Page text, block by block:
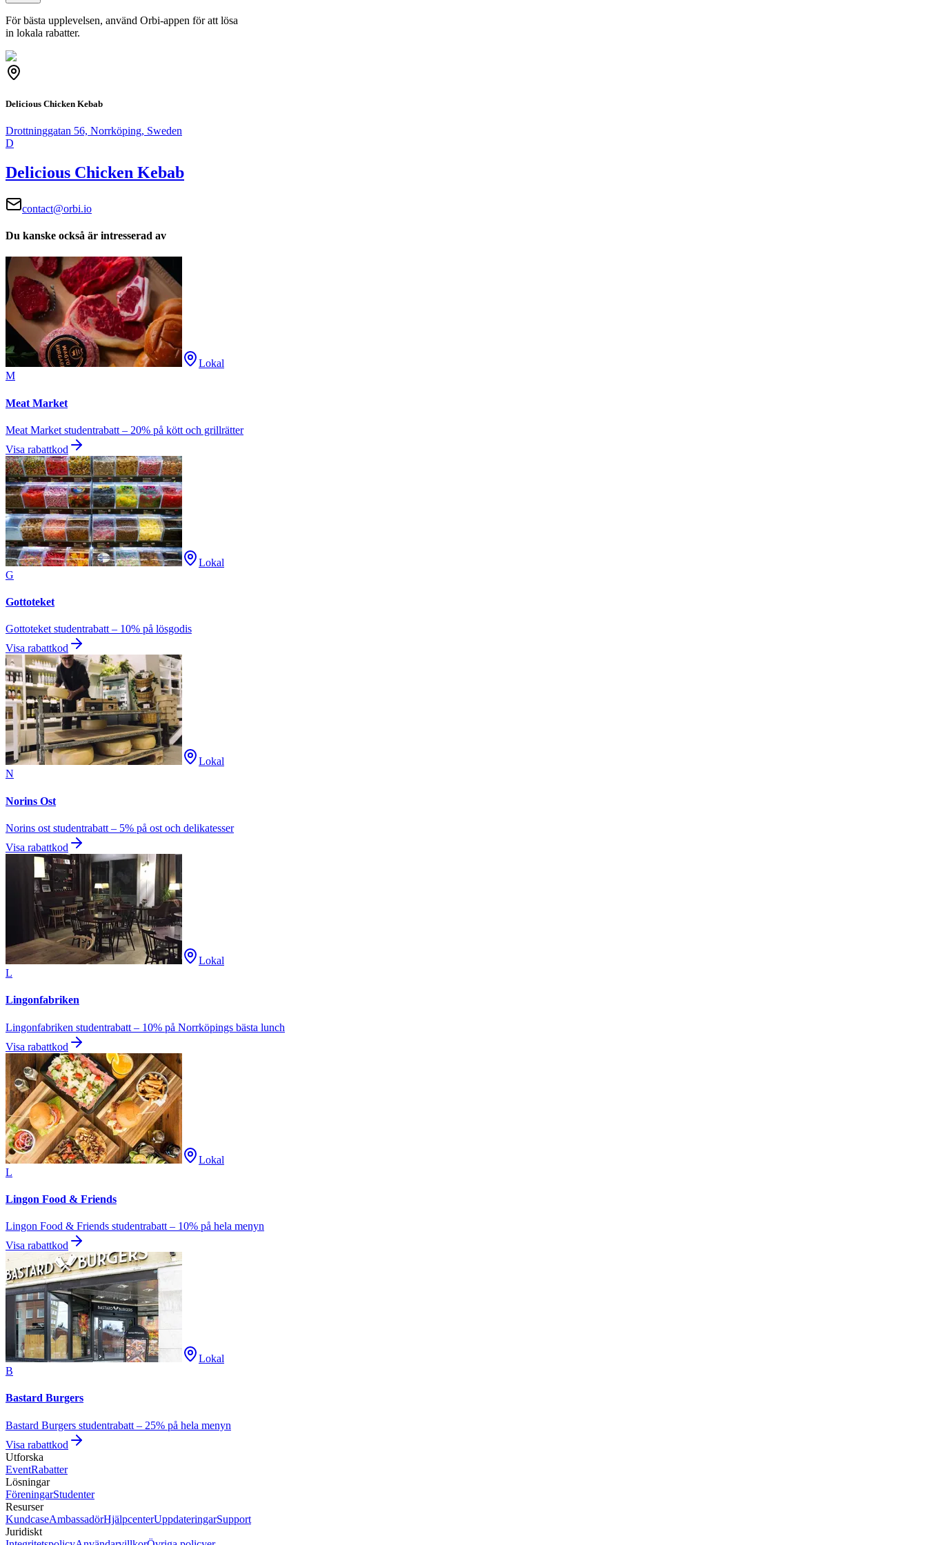
För bästa upplevelsen, använd Orbi-appen för att lösa
in lokala rabatter.
Delicious Chicken Kebab
Drottninggatan 56, Norrköping, Sweden
D
Delicious Chicken Kebab
contact@orbi.io
Du kanske också är intresserad av
Lokal
M
Meat Market
Meat Market studentrabatt – 20% på kött och grillrätter
Visa rabattkod
Lokal
G
Gottoteket
Gottoteket studentrabatt – 10% på lösgodis
Visa rabattkod
Lokal
N
Norins Ost
Norins ost studentrabatt – 5% på ost och delikatesser
Visa rabattkod
Lokal
L
Lingonfabriken
Lingonfabriken studentrabatt – 10% på Norrköpings bästa lunch
Visa rabattkod
Lokal
L
Lingon Food & Friends
Lingon Food & Friends studentrabatt – 10% på hela menyn
Visa rabattkod
Lokal
B
Bastard Burgers
Bastard Burgers studentrabatt – 25% på hela menyn
Visa rabattkod
Utforska
EventRabatter
Lösningar
FöreningarStudenter
Resurser
KundcaseAmbassadörHjälpcenterUppdateringarSupport
Juridiskt